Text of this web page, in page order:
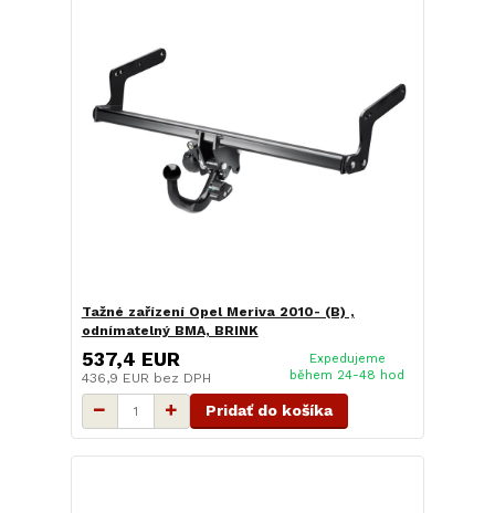
Tažné zařízení Opel Meriva 2010- (B) ,
odnímatelný BMA, BRINK
537,4 EUR
436,9 EUR bez DPH
Expedujeme
během 24-48 hod
Pridať do košíka